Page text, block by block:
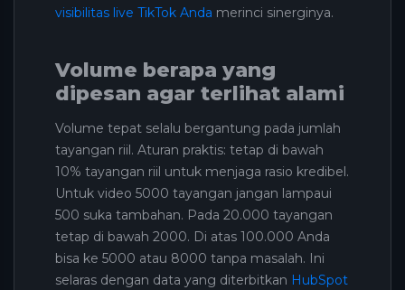
visibilitas live TikTok Anda merinci sinerginya.
Volume berapa yang
dipesan agar terlihat alami
Volume tepat selalu bergantung pada jumlah
tayangan riil. Aturan praktis: tetap di bawah
10% tayangan riil untuk menjaga rasio kredibel.
Untuk video 5000 tayangan jangan lampaui
500 suka tambahan. Pada 20.000 tayangan
tetap di bawah 2000. Di atas 100.000 Anda
bisa ke 5000 atau 8000 tanpa masalah. Ini
selaras dengan data yang diterbitkan HubSpot